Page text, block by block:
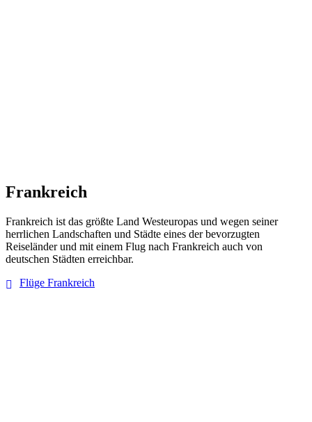
Frankreich
Frankreich ist das größte Land Westeuropas und wegen seiner
herrlichen Landschaften und Städte eines der bevorzugten
Reiseländer und mit einem Flug nach Frankreich auch von
deutschen Städten erreichbar.
Flüge Frankreich